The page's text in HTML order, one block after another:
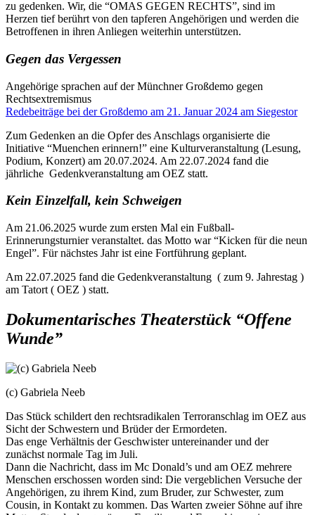
zu gedenken. Wir, die “OMAS GEGEN RECHTS”, sind im
Herzen tief berührt von den tapferen Angehörigen und werden die
Betroffenen in ihren Anliegen weiterhin unterstützen.
Gegen das Vergessen
Angehörige sprachen auf der Münchner Großdemo gegen
Rechtsextremismus
Redebeiträge bei der Großdemo am 21. Januar 2024 am Siegestor
Zum Gedenken an die Opfer des Anschlags organisierte die
Initiative “Muenchen erinnern!” eine Kulturveranstaltung (Lesung,
Podium, Konzert) am 20.07.2024. Am 22.07.2024 fand die
jährliche Gedenkveranstaltung am OEZ statt.
Kein Einzelfall, kein Schweigen
Am 21.06.2025 wurde zum ersten Mal ein Fußball-
Erinnerungsturnier veranstaltet. das Motto war “Kicken für die neun
Engel”. Für nächstes Jahr ist eine Fortführung geplant.
Am 22.07.2025 fand die Gedenkveranstaltung ( zum 9. Jahrestag )
am Tatort ( OEZ ) statt.
Dokumentarisches Theaterstück “Offene
Wunde”
(c) Gabriela Neeb
Das Stück schildert den rechtsradikalen Terroranschlag im OEZ aus
Sicht der Schwestern und Brüder der Ermordeten.
Das enge Verhältnis der Geschwister untereinander und der
zunächst normale Tag im Juli.
Dann die Nachricht, dass im Mc Donald’s und am OEZ mehrere
Menschen erschossen worden sind: Die vergeblichen Versuche der
Angehörigen, zu ihrem Kind, zum Bruder, zur Schwester, zum
Cousin, in Kontakt zu kommen. Das Warten zweier Söhne auf ihre